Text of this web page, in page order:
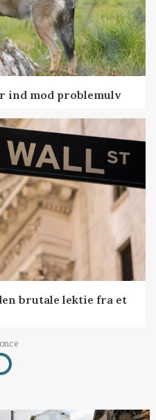
ind mod problemulv
brutale lektie fra et